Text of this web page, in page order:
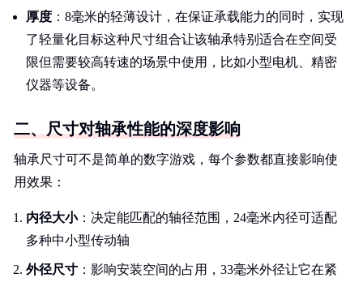
厚度 ：8毫米的轻薄设计，在保证承载能力的同时，实现
了轻量化目标这种尺寸组合让该轴承特别适合在空间受
限但需要较高转速的场景中使用，比如小型电机、精密
仪器等设备。
二、尺寸对轴承性能的深度影响
轴承尺寸可不是简单的数字游戏，每个参数都直接影响使
用效果：
内径大小：决定能匹配的轴径范围，24毫米内径可适配
多种中小型传动轴
外径尺寸 ：影响安装空间的占用，33毫米外径让它在紧